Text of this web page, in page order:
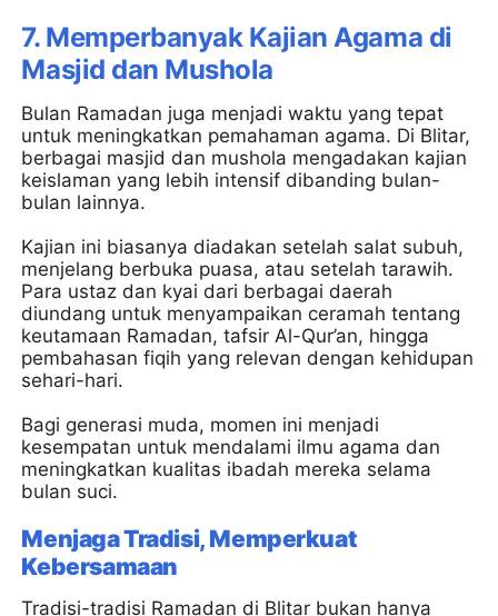
7. Memperbanyak Kajian Agama di
Masjid dan Mushola
Bulan Ramadan juga menjadi waktu yang tepat
untuk meningkatkan pemahaman agama. Di Blitar,
berbagai masjid dan mushola mengadakan kajian
keislaman yang lebih intensif dibanding bulan-
bulan lainnya.
Kajian ini biasanya diadakan setelah salat subuh,
menjelang berbuka puasa, atau setelah tarawih.
Para ustaz dan kyai dari berbagai daerah
diundang untuk menyampaikan ceramah tentang
keutamaan Ramadan, tafsir Al-Qur’an, hingga
pembahasan fiqih yang relevan dengan kehidupan
sehari-hari.
Bagi generasi muda, momen ini menjadi
kesempatan untuk mendalami ilmu agama dan
meningkatkan kualitas ibadah mereka selama
bulan suci.
Menjaga Tradisi, Memperkuat
Kebersamaan
Tradisi-tradisi Ramadan di Blitar bukan hanya